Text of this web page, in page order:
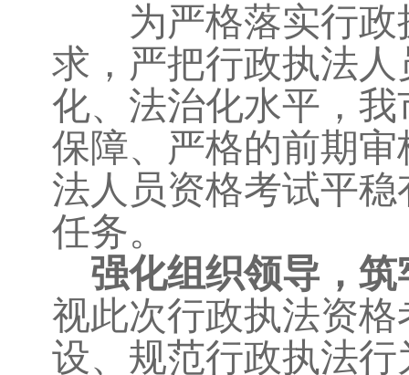
为严格落实行政
求，严把行政执法
化、法治化水平，
保障、严格的前期
法人员资格考试平
任务。
强化组织领导，
视此次行政执法资
设、规范行政执法